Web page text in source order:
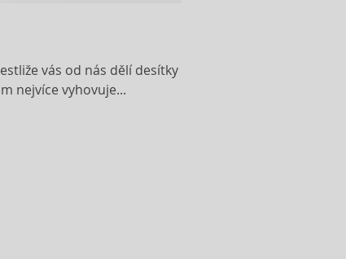
vás od nás dělí desítky
nejvíce vyhovuje...